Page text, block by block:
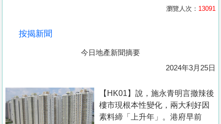
置
業
瀏覽人次： 13091
按揭新聞
今日地產新聞摘要
2024年3月25日
【HK01】說，施永青明言撤辣後
樓市現根本性變化，兩大利好因
素料締「上升年」。港府早前